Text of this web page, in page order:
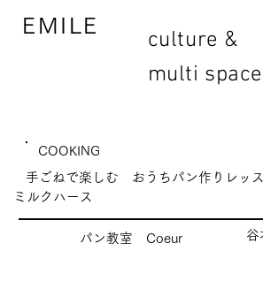
EMILE
culture &
multi space
COOKING
手ごねで楽しむ おうちパン作りレッ
ミルクハース
パン教室 Coeur 谷